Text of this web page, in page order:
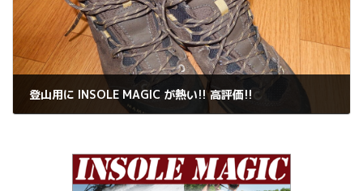
登山用に INSOLE MAGIC が熱い!! 高評価!!